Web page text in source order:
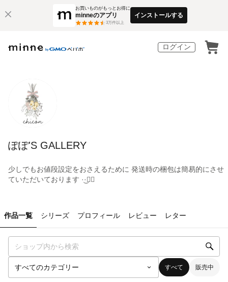
お買いものがもっとお得に
minneのアプリ
3万件以上
インストールする
ログイン
ぽぽ'S GALLERY
少しでもお値段設定をおさえるために 発送時の梱包は簡易的にさせ
ていただいております‪ ·͜·❁⃘
作品一覧 シリーズ プロフィール レビュー レター
すべて 販売中